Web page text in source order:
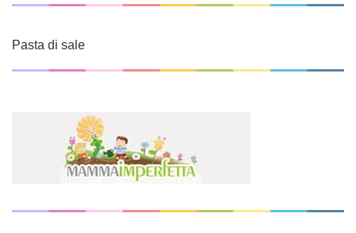
Pasta di sale